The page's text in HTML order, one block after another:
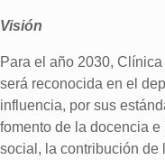
Visión
Para el año 2030,
será reconocida en el
influencia, por sus
fomento de la docencia
social, la contribución de